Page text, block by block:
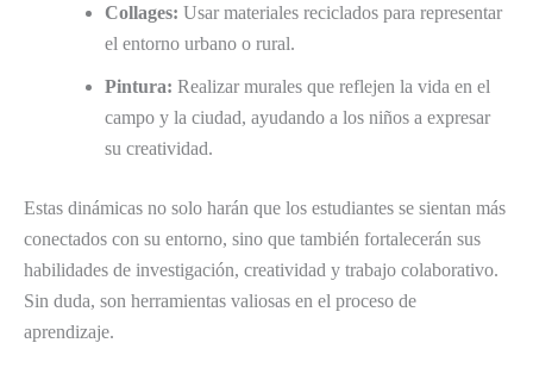
Collages: Usar materiales reciclados para representar
el entorno urbano o rural.
Pintura: Realizar murales que reflejen la vida en el
campo y la ciudad, ayudando a los niños a expresar
su creatividad.
Estas dinámicas no solo harán que los estudiantes se sientan más
conectados con su entorno, sino que también fortalecerán sus
habilidades de investigación, creatividad y trabajo colaborativo.
Sin duda, son herramientas valiosas en el proceso de
aprendizaje.